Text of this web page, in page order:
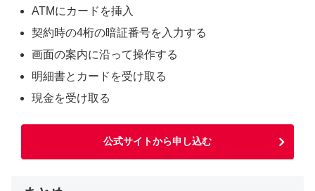
ATMにカードを挿入
契約時の4桁の暗証番号を入力する
画面の案内に沿って操作する
明細書とカードを受け取る
現金を受け取る
公式サイトから申し込む